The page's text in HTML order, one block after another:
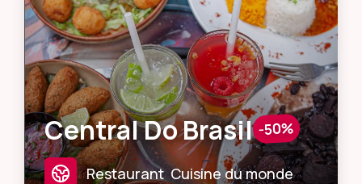
Central Do Brasil -50%
Restaurant Cuisine du monde